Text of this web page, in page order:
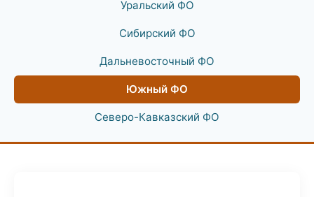
Уральский ФО
Сибирский ФО
Дальневосточный ФО
Южный ФО
Северо-Кавказский ФО